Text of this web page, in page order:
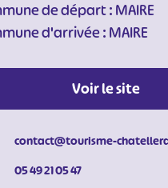
de départ : MAIRE
d'arrivée : MAIRE
Voir le site
contact@tourisme-
05 49 21 05 47